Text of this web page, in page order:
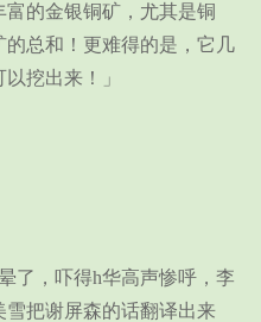
的金银铜矿，尤其是铜
总和！更难得的是，它几
挖出来！」
，吓得h华高声惨呼，李
把谢屏森的话翻译出来